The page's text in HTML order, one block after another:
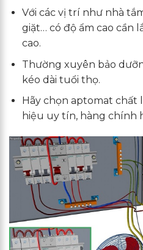
Với các vị trí như nhà
giặt… có độ ẩm cao cần
cao.
Thường xuyên bảo
kéo dài tuổi thọ.
Hãy chọn aptomat
hiệu uy tín, hàng chính